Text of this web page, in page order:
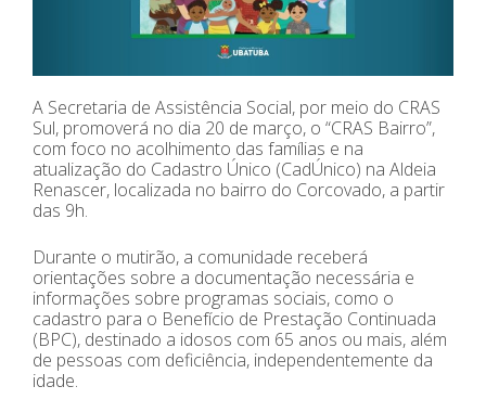
A Secretaria de Assistência Social, por meio do CRAS
Sul, promoverá no dia 20 de março, o “CRAS Bairro”,
com foco no acolhimento das famílias e na
atualização do Cadastro Único (CadÚnico) na Aldeia
Renascer, localizada no bairro do Corcovado, a partir
das 9h.
Durante o mutirão, a comunidade receberá
orientações sobre a documentação necessária e
informações sobre programas sociais, como o
cadastro para o Benefício de Prestação Continuada
(BPC), destinado a idosos com 65 anos ou mais, além
de pessoas com deficiência, independentemente da
idade.